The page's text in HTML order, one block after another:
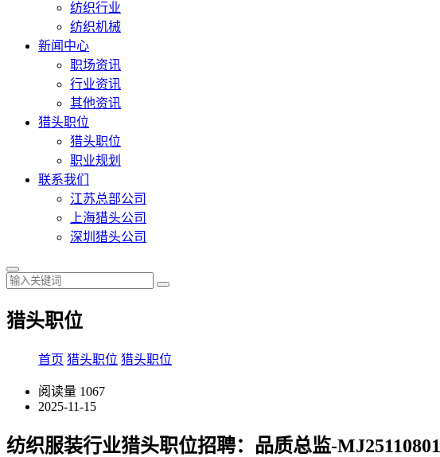
纺织行业
纺织机械
新闻中心
职场资讯
行业资讯
其他资讯
猎头职位
猎头职位
职业规划
联系我们
江苏总部公司
上海猎头公司
深圳猎头公司
猎头职位
首页 猎头职位 猎头职位
阅读量 1067
2025-11-15
纺织服装行业猎头职位招聘：品质总监-MJ25110801